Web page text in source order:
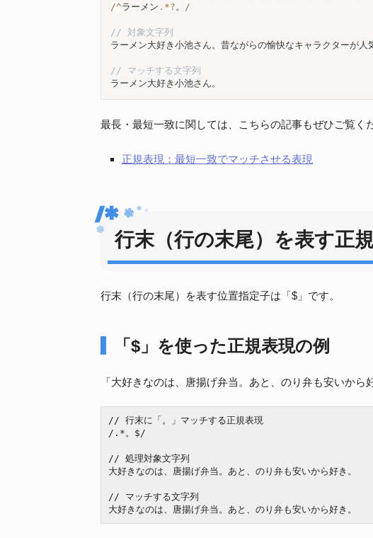
/^ラーメン . *? 。 /
// 対象文字列
ラーメン大好き小池さん。昔ながらの愉快なキャラクターが人
// マッチする文字列
ラーメン大好き小池さん。
最長・最短一致に関しては、こちらの記事もぜひご覧く
正規表現：最短一致でマッチさせる表現
行末（行の末尾）を表す正
行末（行の末尾）を表す位置指定子は「$」です。
「$」を使った正規表現の例
「大好きなのは、唐揚げ弁当。あと、のり弁も安いから
// 行末に「。」マッチする正規表現
/.*。$/
// 処理対象文字列
大好きなのは、唐揚げ弁当。あと、のり弁も安いから好き。
// マッチする文字列
大好きなのは、唐揚げ弁当。あと、のり弁も安いから好き。